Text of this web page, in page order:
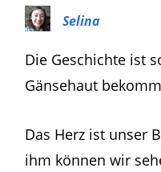
Selina
Die Geschichte ist
Gänsehaut
Das Herz ist unser
ihm können wir